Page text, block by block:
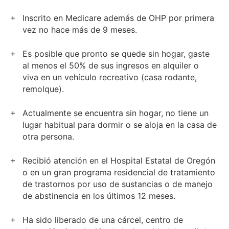
Inscrito en Medicare además de OHP por primera
vez no hace más de 9 meses.
Es posible que pronto se quede sin hogar, gaste
al menos el 50% de sus ingresos en alquiler o
viva en un vehículo recreativo (casa rodante,
remolque).
Actualmente se encuentra sin hogar, no tiene un
lugar habitual para dormir o se aloja en la casa de
otra persona.
Recibió atención en el Hospital Estatal de Oregón
o en un gran programa residencial de tratamiento
de trastornos por uso de sustancias o de manejo
de abstinencia en los últimos 12 meses.
Ha sido liberado de una cárcel, centro de